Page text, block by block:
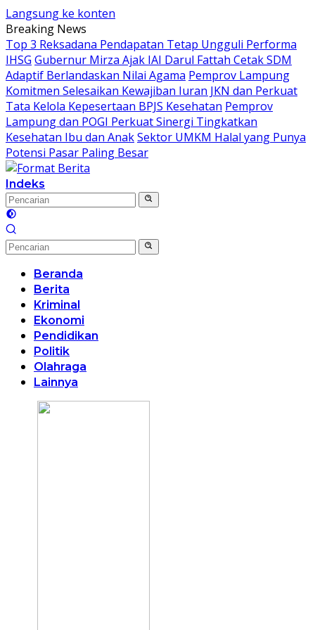
Langsung ke konten
Breaking News
Top 3 Reksadana Pendapatan Tetap Ungguli Performa
IHSG Gubernur Mirza Ajak IAI Darul Fattah Cetak SDM
Adaptif Berlandaskan Nilai Agama Pemprov Lampung
Komitmen Selesaikan Kewajiban Iuran JKN dan Perkuat
Tata Kelola Kepesertaan BPJS Kesehatan Pemprov
Lampung dan POGI Perkuat Sinergi Tingkatkan
Kesehatan Ibu dan AnakSektor UMKM Halal yang Punya
Potensi Pasar Paling Besar
Indeks
Beranda
Berita
Kriminal
Ekonomi
Pendidikan
Politik
Olahraga
Lainnya